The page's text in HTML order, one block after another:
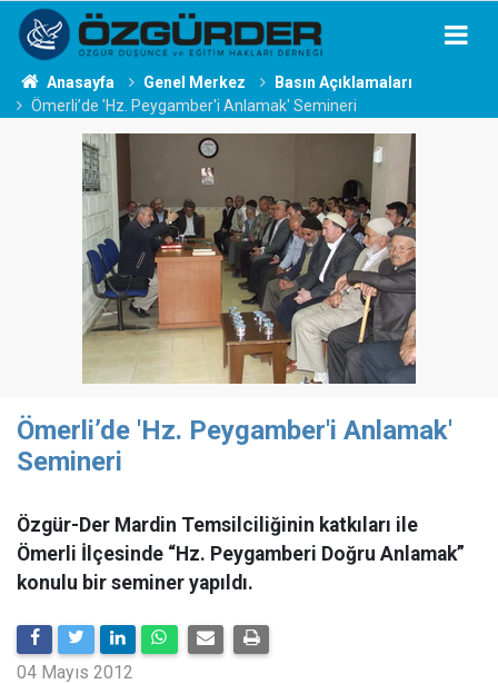
Anasayfa Genel Merkez
Basın Açıklamaları
Ömerli’de 'Hz. Peygamber'i Anlamak' Semineri
Ömerli’de 'Hz. Peygamber'i Anlamak'
Semineri
Özgür-Der Mardin Temsilciliğinin katkıları ile
Ömerli İlçesinde “Hz. Peygamberi Doğru Anlamak”
konulu bir seminer yapıldı.
04 Mayıs 2012